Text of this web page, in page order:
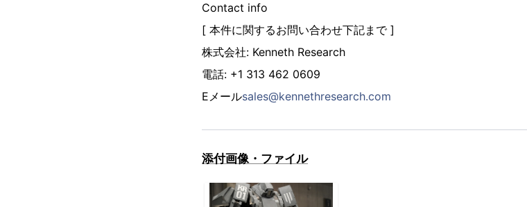
Contact info
[ 本件に関するお問い合わせ下記まで ]
株式会社: Kenneth Research
電話: +1 313 462 0609
Eメールsales@kennethresearch.com
添付画像・ファイル